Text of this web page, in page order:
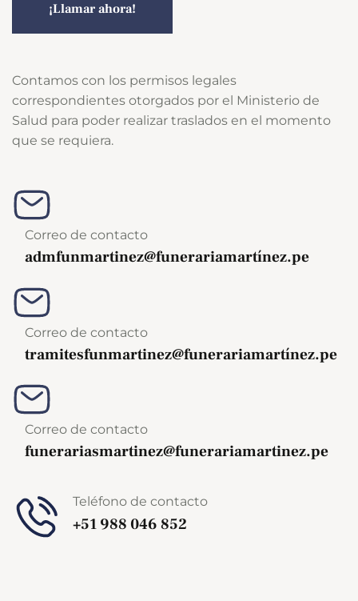
¡Llamar ahora!
Contamos con los permisos legales
correspondientes otorgados por el Ministerio de
Salud para poder realizar traslados en el momento
que se requiera.
Correo de contacto
admfunmartinez@funerariamartínez.pe
Correo de contacto
tramitesfunmartinez@funerariamartínez.pe
Correo de contacto
funerariasmartinez@funerariamartinez.pe
Teléfono de contacto
+51 988 046 852